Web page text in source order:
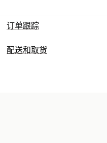
订单跟踪
跟踪
配送和取货